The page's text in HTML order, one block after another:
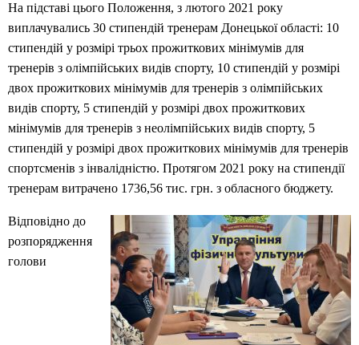
На підставі цього Положення, з лютого 2021 року
виплачувались 30 стипендій тренерам Донецької області: 10
стипендій у розмірі трьох прожиткових мінімумів для
тренерів з олімпійських видів спорту, 10 стипендій у розмірі
двох прожиткових мінімумів для тренерів з олімпійських
видів спорту, 5 стипендій у розмірі двох прожиткових
мінімумів для тренерів з неолімпійських видів спорту, 5
стипендій у розмірі двох прожиткових мінімумів для тренерів
спортсменів з інвалідністю. Протягом 2021 року на стипендії
тренерам витрачено 1736,56 тис. грн. з обласного бюджету.
Відповідно до
розпорядження
голови